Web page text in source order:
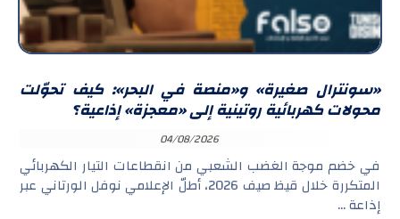
«سونترال صغيرة» و«منصة في البحر»: كيف تحوّلت
محولات كهربائية روتينية إلى «معجزة» إذاعية؟
04/08/2026
في خضم موجة الغضب الشعبي من انقطاعات التيار الكهربائي
المتكررة خلال قيظ صيف 2026، أطلّ الإعلامي نوفل الورتاني عبر
إذاعة ...